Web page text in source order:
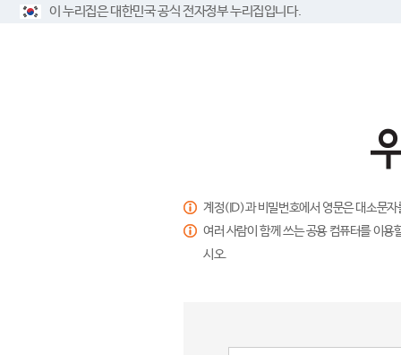
이 누리집은 대한민국 공식 전자정부 누리집입니다.
계정(ID)과 비밀번호에서 영문은 대소문
여러 사람이 함께 쓰는 공용 컴퓨터를 이
시오.